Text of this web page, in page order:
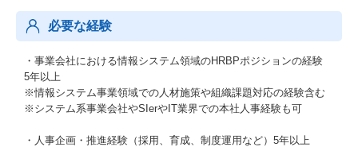
必要な経験
・事業会社における情報システム領域のHRBPポジションの経験
5年以上
※情報システム事業領域での人材施策や組織課題対応の経験含む
※システム系事業会社やSIerやIT業界での本社人事経験も可
・人事企画・推進経験（採用、育成、制度運用など）5年以上